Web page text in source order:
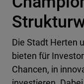
Die Stadt Herten
bieten für
Chancen, in